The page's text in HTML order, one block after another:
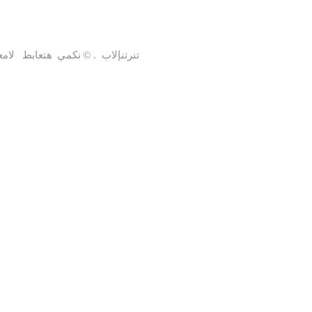
تنرتنإلاب © . نكمي هتعابط